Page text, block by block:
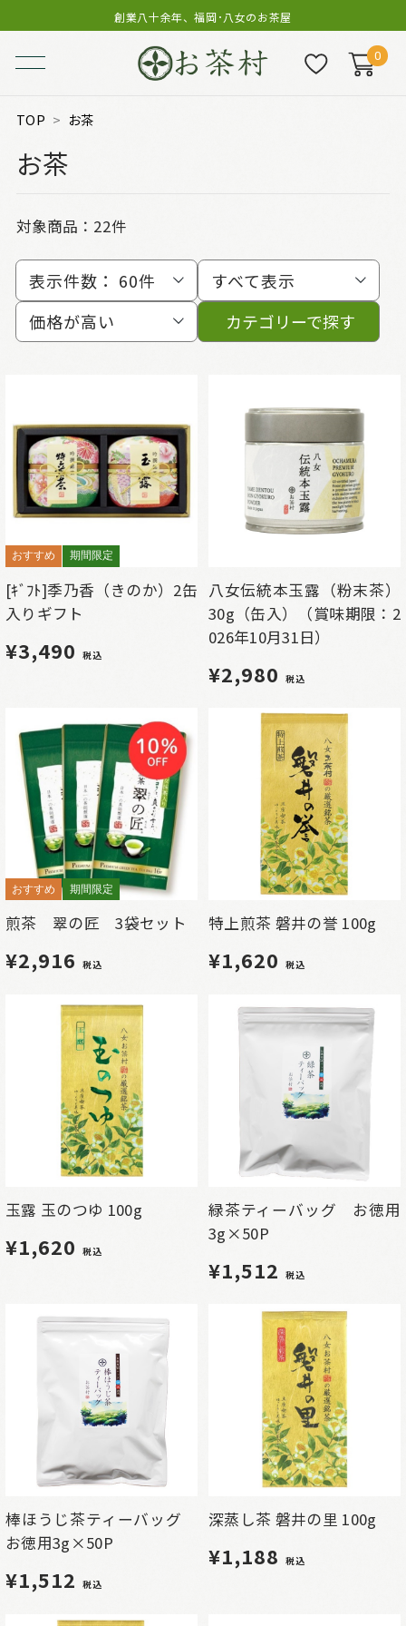
創業八十余年、福岡･八女のお茶屋
0
TOP お茶
お茶
対象商品： 22件
表示件数： 60件
すべて表示
価格が高い
カテゴリーで探す
おすすめ 期間限定
[ｷﾞﾌﾄ]季乃香（きのか）2缶
入りギフト
¥3,490 税込
八女伝統本玉露（粉末茶）
30g（缶入）（賞味期限：2
026年10月31日）
¥2,980 税込
おすすめ 期間限定
煎茶 翠の匠 3袋セット
¥2,916 税込
特上煎茶 磐井の誉 100g
¥1,620 税込
玉露 玉のつゆ 100g
¥1,620 税込
緑茶ティーバッグ お徳用
3g×50P
¥1,512 税込
棒ほうじ茶ティーバッグ
お徳用3g×50P
¥1,512 税込
深蒸し茶 磐井の里 100g
¥1,188 税込